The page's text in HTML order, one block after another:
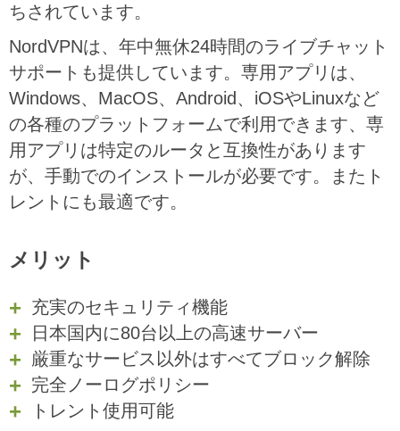
ちされています。
NordVPNは、年中無休24時間のライブチャット
サポートも提供しています。専用アプリは、
Windows、MacOS、Android、iOSやLinuxなど
の各種のプラットフォームで利用できます、専
用アプリは特定のルータと互換性があります
が、手動でのインストールが必要です。またト
レントにも最適です。
メリット
充実のセキュリティ機能
日本国内に80台以上の高速サーバー
厳重なサービス以外はすべてブロック解除
完全ノーログポリシー
トレント使用可能